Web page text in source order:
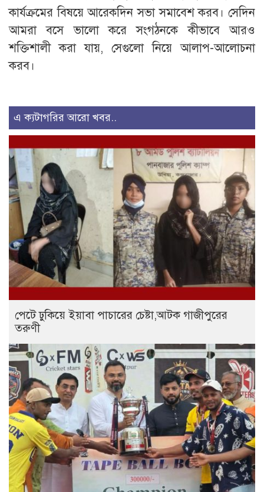
কার্যক্রমের বিষয়ে আরেকদিন সভা সমাবেশ করব। সেদিন
আমরা বসে ভালো করে সংগঠনকে কীভাবে আরও
শক্তিশালী করা যায়, সেগুলো নিয়ে আলাপ-আলোচনা
করব।
এ ক্যটাগরির আরো খবর..
পেটে ঢুকিয়ে ইয়াবা পাচারের চেষ্টা,আটক গাজীপুরের
তরুণী